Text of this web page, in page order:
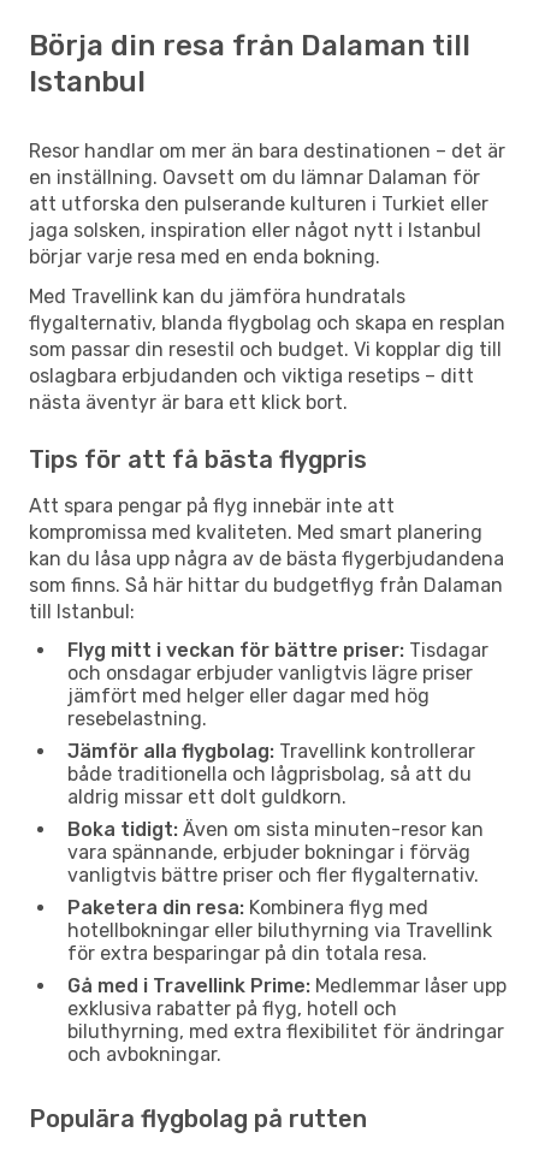
Börja din resa från Dalaman till
Istanbul
Resor handlar om mer än bara destinationen – det är
en inställning. Oavsett om du lämnar Dalaman för
att utforska den pulserande kulturen i Turkiet eller
jaga solsken, inspiration eller något nytt i Istanbul
börjar varje resa med en enda bokning.
Med Travellink kan du jämföra hundratals
flygalternativ, blanda flygbolag och skapa en resplan
som passar din resestil och budget. Vi kopplar dig till
oslagbara erbjudanden och viktiga resetips – ditt
nästa äventyr är bara ett klick bort.
Tips för att få bästa flygpris
Att spara pengar på flyg innebär inte att
kompromissa med kvaliteten. Med smart planering
kan du låsa upp några av de bästa flygerbjudandena
som finns. Så här hittar du budgetflyg från Dalaman
till Istanbul:
Flyg mitt i veckan för bättre priser: Tisdagar
och onsdagar erbjuder vanligtvis lägre priser
jämfört med helger eller dagar med hög
resebelastning.
Jämför alla flygbolag: Travellink kontrollerar
både traditionella och lågprisbolag, så att du
aldrig missar ett dolt guldkorn.
Boka tidigt: Även om sista minuten-resor kan
vara spännande, erbjuder bokningar i förväg
vanligtvis bättre priser och fler flygalternativ.
Paketera din resa: Kombinera flyg med
hotellbokningar eller biluthyrning via Travellink
för extra besparingar på din totala resa.
Gå med i Travellink Prime: Medlemmar låser upp
exklusiva rabatter på flyg, hotell och
biluthyrning, med extra flexibilitet för ändringar
och avbokningar.
Populära flygbolag på rutten